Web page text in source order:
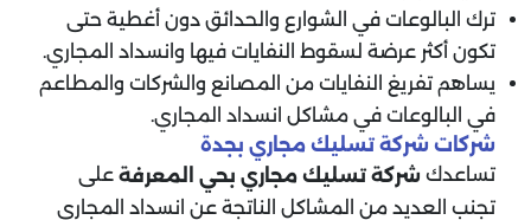
ترك البالوعات في الشوارع والحدائق دون أغطية حتى
تكون أكثر عرضة لسقوط النفايات فيها وانسداد المجاري.
يساهم تفريغ النفايات من المصانع والشركات والمطاعم
في البالوعات في مشاكل انسداد المجاري.
شركات شركة تسليك مجاري بجدة
تساعدك شركة تسليك مجاري بحي المعرفة على
تجنب العديد من المشاكل الناتجة عن انسداد المجاري